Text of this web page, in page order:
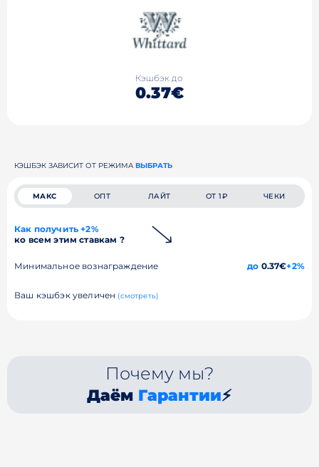
Кэшбэк до
0.37€
КЭШБЭК ЗАВИСИТ ОТ РЕЖИМА ВЫБРАТЬ
МАКС ОПТ ЛАЙТ ОТ 1₽ ЧЕКИ
Как получить +2%
ко всем этим ставкам ?
Минимальное вознаграждение до 0.37€+2%
Ваш кэшбэк увеличен (смотреть)
Почему мы?
Даём Гарантии⚡